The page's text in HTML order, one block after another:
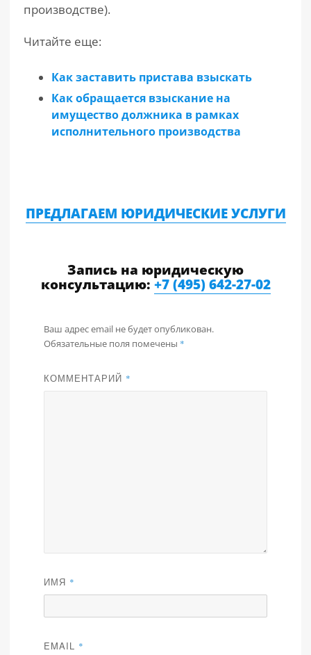
производстве).
Читайте еще:
Как заставить пристава взыскать
Как обращается взыскание на
имущество должника в рамках
исполнительного производства
ПРЕДЛАГАЕМ ЮРИДИЧЕСКИЕ УСЛУГИ
Запись на юридическую
консультацию: +7 (495) 642-27-02
Ваш адрес email не будет опубликован.
Обязательные поля помечены *
КОММЕНТАРИЙ *
ИМЯ *
EMAIL *